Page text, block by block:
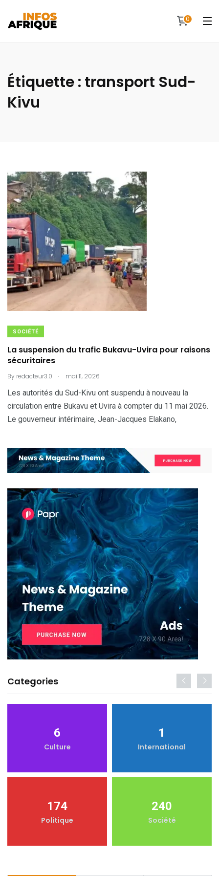
0
Étiquette : transport Sud-
Kivu
SOCIÉTÉ
La suspension du trafic Bukavu-Uvira pour raisons
sécuritaires
By redacteur3.0 . mai 11, 2026
Les autorités du Sud-Kivu ont suspendu à nouveau la
circulation entre Bukavu et Uvira à compter du 11 mai 2026.
Le gouverneur intérimaire, Jean-Jacques Elakano,
Categories
6
Culture
1
International
174
Politique
240
Société